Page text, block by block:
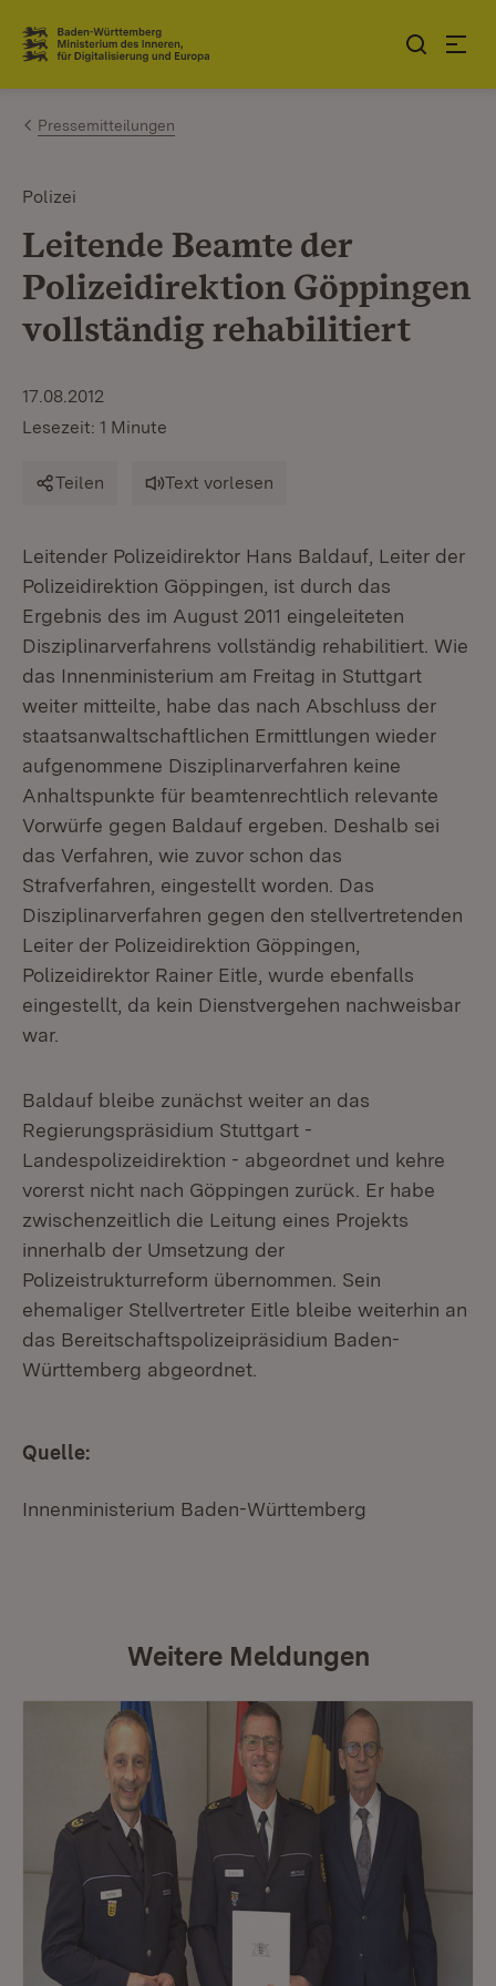
Zum Inhalt springen
Link zur Startseite
Pressemitteilungen
Polizei
Leitende Beamte der
Polizeidirektion Göppingen
vollständig rehabilitiert
17.08.2012
Lesezeit: 1 Minute
Teilen Text vorlesen
Leitender Polizeidirektor Hans Baldauf, Leiter der
Polizeidirektion Göppingen, ist durch das
Ergebnis des im August 2011 eingeleiteten
Disziplinarverfahrens vollständig rehabilitiert. Wie
das Innenministerium am Freitag in Stuttgart
weiter mitteilte, habe das nach Abschluss der
staatsanwaltschaftlichen Ermittlungen wieder
aufgenommene Disziplinarverfahren keine
Anhaltspunkte für beamtenrechtlich relevante
Vorwürfe gegen Baldauf ergeben. Deshalb sei
das Verfahren, wie zuvor schon das
Strafverfahren, eingestellt worden. Das
Disziplinarverfahren gegen den stellvertretenden
Leiter der Polizeidirektion Göppingen,
Polizeidirektor Rainer Eitle, wurde ebenfalls
eingestellt, da kein Dienstvergehen nachweisbar
war.
Baldauf bleibe zunächst weiter an das
Regierungspräsidium Stuttgart -
Landespolizeidirektion - abgeordnet und kehre
vorerst nicht nach Göppingen zurück. Er habe
zwischenzeitlich die Leitung eines Projekts
innerhalb der Umsetzung der
Polizeistrukturreform übernommen. Sein
ehemaliger Stellvertreter Eitle bleibe weiterhin an
das Bereitschaftspolizeipräsidium Baden-
Württemberg abgeordnet.
Quelle:
Innenministerium Baden-Württemberg
Weitere Meldungen